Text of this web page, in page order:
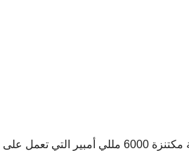
قامت سامسونج بتجميع جهازها الجديد ببطارية مكتنزة 6000